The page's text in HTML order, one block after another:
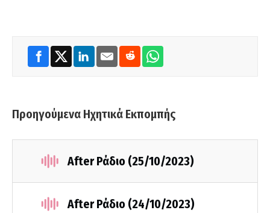
Προηγούμενα Ηχητικά Εκπομπής
After Ράδιο (25/10/2023)
After Ράδιο (24/10/2023)